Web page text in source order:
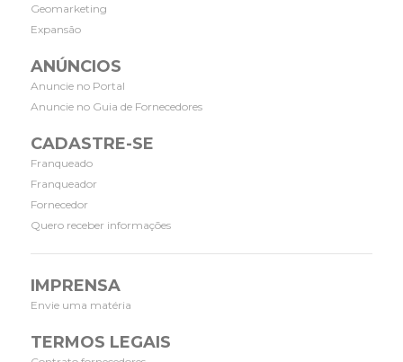
Geomarketing
Expansão
ANÚNCIOS
Anuncie no Portal
Anuncie no Guia de Fornecedores
CADASTRE-SE
Franqueado
Franqueador
Fornecedor
Quero receber informações
IMPRENSA
Envie uma matéria
TERMOS LEGAIS